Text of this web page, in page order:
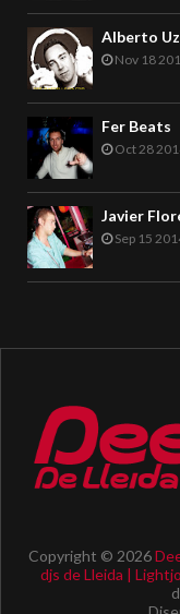
Alberto
Nov 18
Fer Beats
Oct 28
Javier
Sep 15
Copyright © 2026
djs de Lleida |